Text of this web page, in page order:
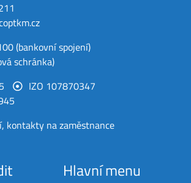
(bankovní spojení)
schránka)
IZO 107870347
kontakty na zaměstnance
Hlavní menu